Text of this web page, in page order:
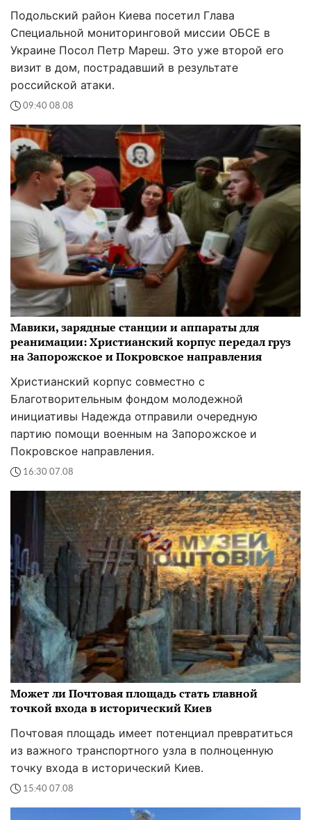
Подольский район Киева посетил Глава
Специальной мониторинговой миссии ОБСЕ в
Украине Посол Петр Мареш. Это уже второй его
визит в дом, пострадавший в результате
российской атаки.
09:40 08.08
Мавики, зарядные станции и аппараты для
реанимации: Христианский корпус передал груз
на Запорожское и Покровское направления
Христианский корпус совместно с
Благотворительным фондом молодежной
инициативы Надежда отправили очередную
партию помощи военным на Запорожское и
Покровское направления.
16:30 07.08
Может ли Почтовая площадь стать главной
точкой входа в исторический Киев
Почтовая площадь имеет потенциал превратиться
из важного транспортного узла в полноценную
точку входа в исторический Киев.
15:40 07.08